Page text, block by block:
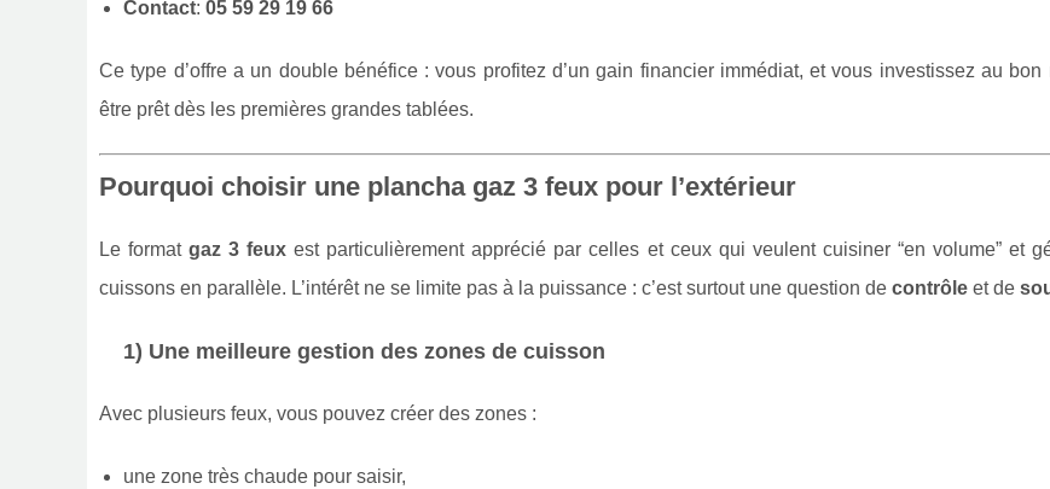
Contact: 05 59 29 19 66
Ce type d’offre a un double bénéfice : vous profitez d’un gain financier immédiat, et vous investissez au bon
être prêt dès les premières grandes tablées.
Pourquoi choisir une plancha gaz 3 feux pour l’extérieur
Le formatgaz 3 feux est particulièrement apprécié par celles et ceux qui veulent cuisiner “en volume” et
cuissons en parallèle. L’intérêt ne se limite pas à la puissance : c’est surtout une question de contrôle et de
1) Une meilleure gestion des zones de cuisson
Avec plusieurs feux, vous pouvez créer des zones :
une zone très chaude pour saisir,